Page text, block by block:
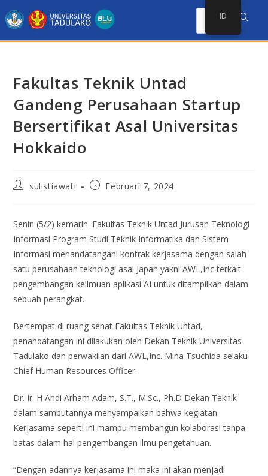
Fakultas Teknik Untad
Gandeng Perusahaan Startup
Bersertifikat Asal Universitas
Hokkaido
sulistiawati Februari 7, 2024
Senin (5/2) kemarin. Fakultas Teknik Untad Jurusan Teknologi
Informasi Program Studi Teknik Informatika dan Sistem
Informasi menandatangani kontrak kerjasama dengan salah
satu perusahaan teknologi asal Japan yakni AWL,Inc terkait
pengembangan keilmuan aplikasi AI untuk ditampilkan dalam
sebuah perangkat.
Bertempat di ruang senat Fakultas Teknik Untad,
penandatangan ini dilakukan oleh Dekan Teknik Universitas
Tadulako dan perwakilan dari AWL,Inc. Mina Tsuchida selaku
Chief Human Resources Officer.
Dr. Ir. H Andi Arham Adam, S.T., M.Sc., Ph.D Dekan Teknik
dalam sambutannya menyampaikan bahwa kegiatan
Kerjasama seperti ini mampu membangun kolaborasi tanpa
batas dalam hal pengembangan ilmu pengetahuan.
“Dengan adannya kerjasama ini maka ini akan menjadi
ID